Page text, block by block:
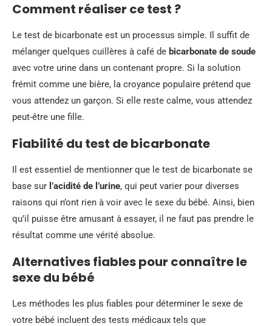
Comment réaliser ce test ?
Le test de bicarbonate est un processus simple. Il suffit de
mélanger quelques cuillères à café de bicarbonate de soude
avec votre urine dans un contenant propre. Si la solution
frémit comme une bière, la croyance populaire prétend que
vous attendez un garçon. Si elle reste calme, vous attendez
peut-être une fille.
Fiabilité du test de bicarbonate
Il est essentiel de mentionner que le test de bicarbonate se
base sur l’acidité de l’urine, qui peut varier pour diverses
raisons qui n’ont rien à voir avec le sexe du bébé. Ainsi, bien
qu’il puisse être amusant à essayer, il ne faut pas prendre le
résultat comme une vérité absolue.
Alternatives fiables pour connaître le
sexe du bébé
Les méthodes les plus fiables pour déterminer le sexe de
votre bébé incluent des tests médicaux tels que